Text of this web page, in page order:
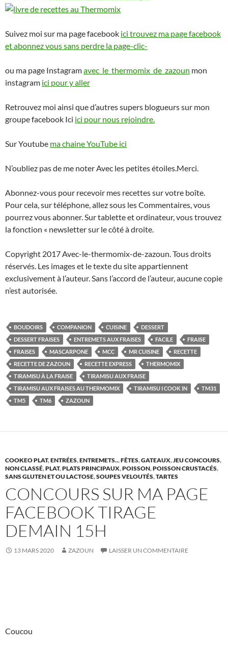
Suivez moi sur ma page facebook ici trouvez ma page facebook
et abonnez vous sans perdre la page-clic-
ou ma page Instagramavec_le_thermomix_de_zazoun mon
instagram ici pour y aller
Retrouvez moi ainsi que d’autres supers blogueurs sur mon
groupe facebook Ici ici pour nous rejoindre.
Sur Youtube ma chaine YouTube ici
N’oubliez pas de me noter Avec les petites étoiles.Merci.
Abonnez-vous pour recevoir mes recettes sur votre boîte.
Pour cela, sur téléphone, allez sous les Commentaires, vous
pourrez vous abonner. Sur tablette et ordinateur, vous trouvez
la fonction « newsletter sur le côté à droite.
Copyright 2017 Avec-le-thermomix-de-zazoun. Tous droits
réservés. Les images et le texte du site appartiennent
exclusivement à l’auteur. Sans l’accord de l’auteur, aucune copie
n’est autorisée.
BOUDOIRS COMPANION CUISINE
DESSERT
DESSERT FRAISES
ENTREMETS AUX FRAISES FACILE
FRAISE
FRAISES
MASCARPONE MCC MR CUISINE
RECETTE
RECETTE DE ZAZOUN
RECETTE EXPRESS
THERMOMIX
TIRAMISU À LA FRAISE
TIRAMISU AUX FRAISE
TIRAMISU AUX FRAISES AU THERMOMIX
TIRAMISU I COOK IN
TM31
TM5
TM6 ZAZOUN
COOKEO PLAT,ENTRÉES,ENTREMETS..,FÊTES,GATEAUX,JEU CONCOURS,
NON CLASSÉ,PLAT,PLATS PRINCIPAUX,POISSON,POISSON CRUSTACÉS,
SANS GLUTEN ET OU LACTOSE,SOUPES VELOUTÉS,TARTES
CONCOURS SUR MA PAGE
FACEBOOK TIRAGE
DEMAIN 15H
13 MARS 2020 ZAZOUN LAISSER UN COMMENTAIRE
Coucou